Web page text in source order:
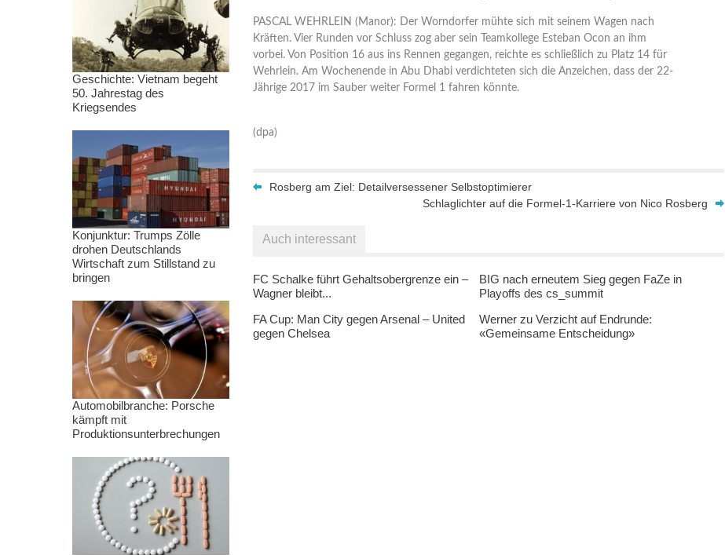
PASCAL WEHRLEIN (Manor): Der Worndorfer mühte sich mit seinem Wagen nach
Kräften. Vier Runden vor Schluss zog aber sein Teamkollege Esteban Ocon an ihm
vorbei. Von Position 16 aus ins Rennen gegangen, reichte es schließlich zu Platz 14 für
Wehrlein. Am Wochenende in Abu Dhabi verdichteten sich die Anzeichen, dass der 22-
Jährige 2017 im Sauber weiter Formel 1 fahren könnte.
(dpa)
Rosberg am Ziel: Detailversessener Selbstoptimierer
Schlaglichter auf die Formel-1-Karriere von Nico Rosberg
Auch interessant
FC Schalke führt Gehaltsobergrenze ein –
Wagner bleibt...
BIG nach erneutem Sieg gegen FaZe in
Playoffs des cs_summit
FA Cup: Man City gegen Arsenal – United
gegen Chelsea
Werner zu Verzicht auf Endrunde:
«Gemeinsame Entscheidung»
Geschichte: Vietnam begeht
50. Jahrestag des
Kriegsendes
Konjunktur: Trumps Zölle
drohen Deutschlands
Wirtschaft zum Stillstand zu
bringen
Automobilbranche: Porsche
kämpft mit
Produktionsunterbrechungen